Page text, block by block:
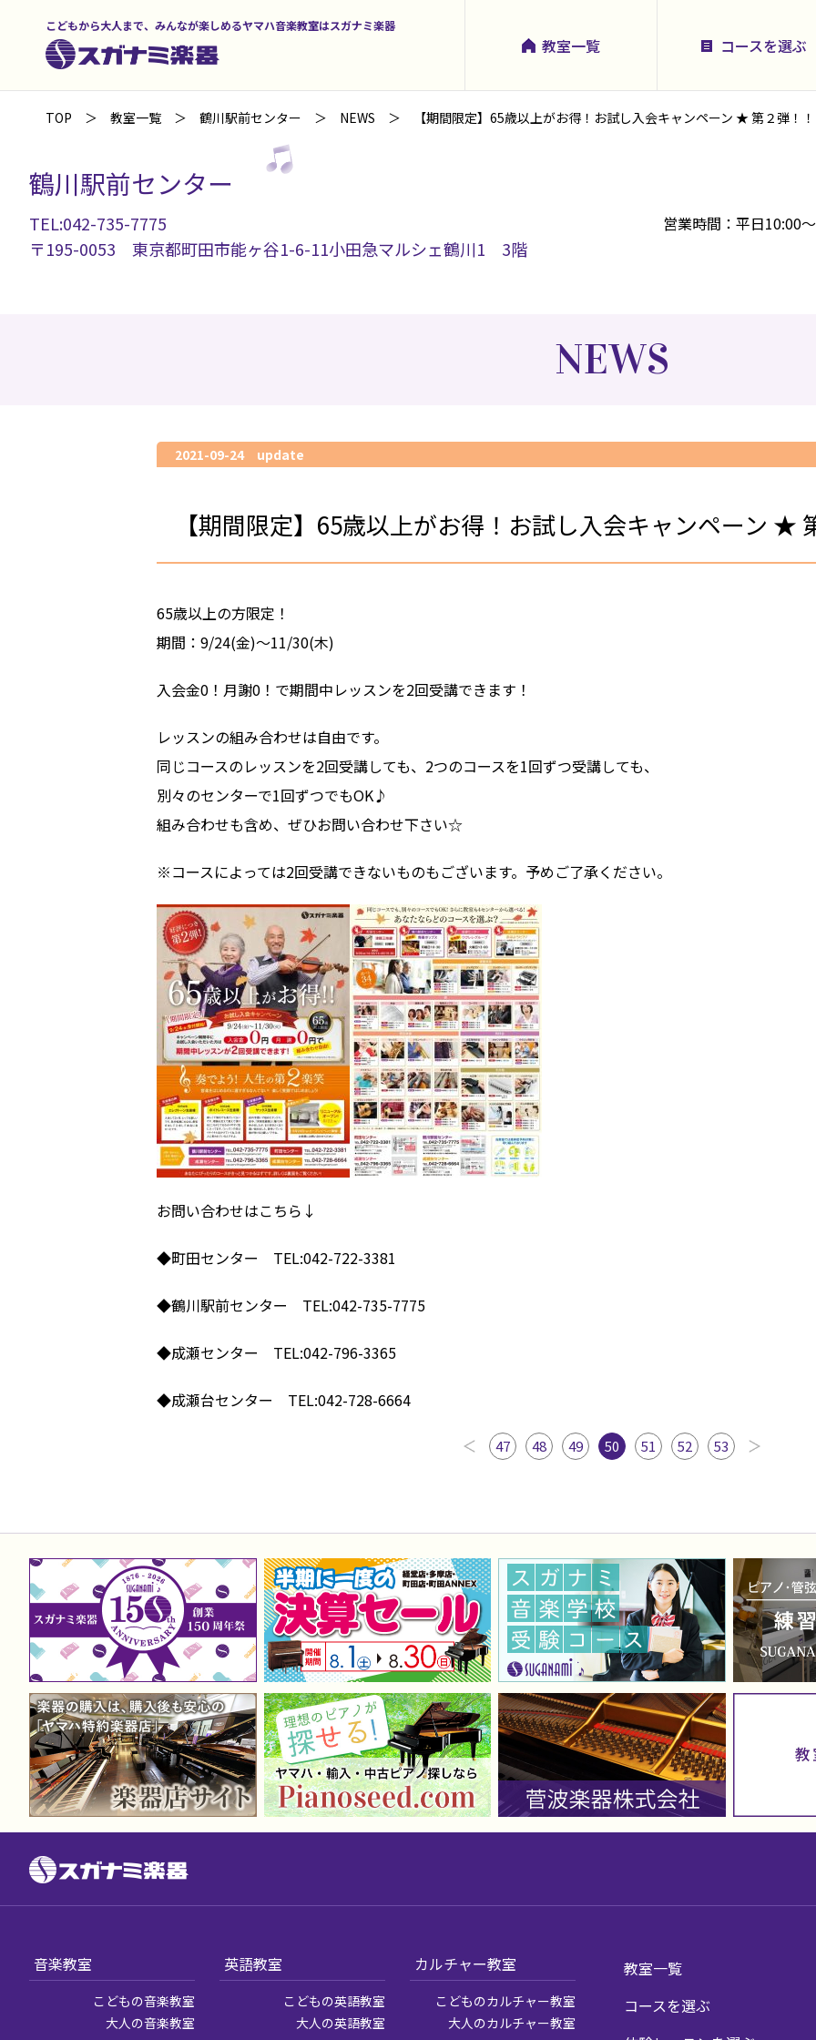
こどもから大人まで、みんなが楽しめるヤマハ音楽教室はスガナミ楽器
教室一覧 コースを選ぶ
TOP 教室一覧 鶴川駅前センター NEWS 【期間限定】65歳以上がお得！お試し入会キャンペーン ★ 第２弾！！
鶴川駅前センター
TEL:042-735-7775
〒195-0053 東京都町田市能ヶ谷1-6-11小田急マルシェ鶴川1 3階
営業時間：平日10:00
NEWS
2021-09-24 update
【期間限定】65歳以上がお得！お試し入会キャンペーン ★
65歳以上の方限定！
期間：9/24(金)～11/30(木)
入会金0！月謝0！で期間中レッスンを2回受講できます！
レッスンの組み合わせは自由です。
同じコースのレッスンを2回受講しても、2つのコースを1回ずつ受講しても、
別々のセンターで1回ずつでもOK♪
組み合わせも含め、ぜひお問い合わせ下さい☆
※コースによっては2回受講できないものもございます。予めご了承ください。
お問い合わせはこちら↓
◆町田センター TEL:042-722-3381
◆鶴川駅前センター TEL:042-735-7775
◆成瀬センター TEL:042-796-3365
◆成瀬台センター TEL:042-728-6664
47 48 49 50 51 52 53
音楽教室
こどもの音楽教室
大人の音楽教室
英語教室
こどもの英語教室
大人の英語教室
カルチャー教室
こどものカルチャー教室
大人のカルチャー教室
教室一覧
コースを選ぶ